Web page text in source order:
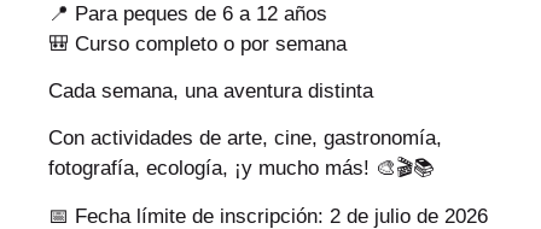
📍 Para peques de 6 a 12 años
🎒 Curso completo o por semana
Cada semana, una aventura distinta
Con actividades de arte, cine, gastronomía,
fotografía, ecología, ¡y mucho más! 🎨🎬📚
📅 Fecha límite de inscripción: 2 de julio de 2026